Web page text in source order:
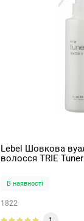
Lebel Шовкова
волосся TRIE
В наявності
1822